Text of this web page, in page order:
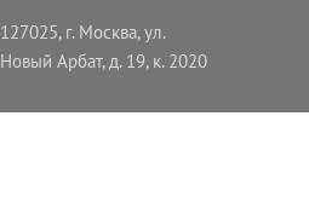
127025, г. Москва, ул.
Новый Арбат, д. 19, к. 2020